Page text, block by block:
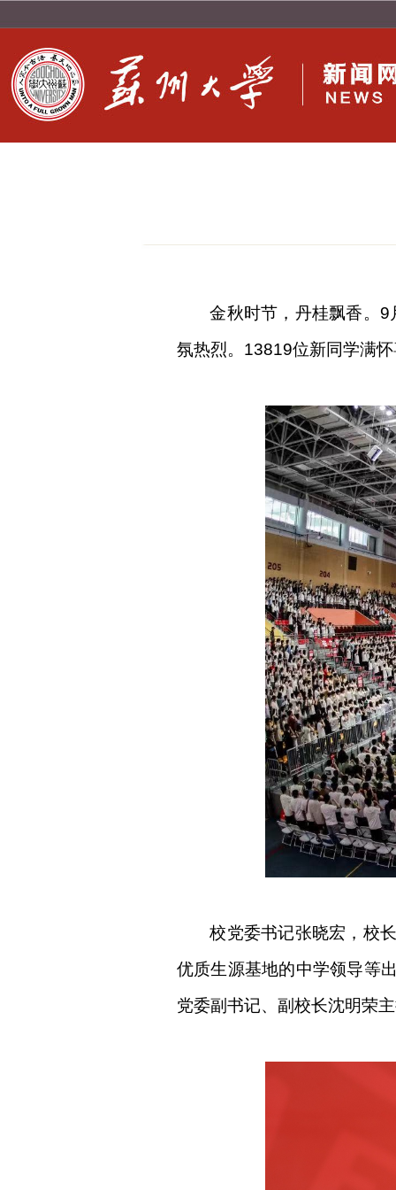
金秋时节，丹桂飘香。 9
氛热烈。 13819位新同学满
校党委书记张晓宏 ， 校
优质生源基地的中学领导等
党委副书记、副校长沈明荣